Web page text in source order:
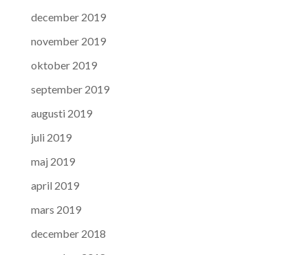
december 2019
november 2019
oktober 2019
september 2019
augusti 2019
juli 2019
maj 2019
april 2019
mars 2019
december 2018